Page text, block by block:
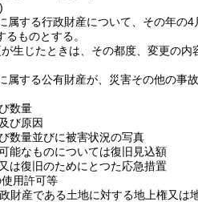
属する行政財産について、その年の
ものとする。
生じたときは、その都度、変更の内
属する公有財産が、災害その他の事
数量
び原因
数量並びに被害状況の写真
能なものについては復旧見込額
は復旧のためにとつた応急措置
用許可等
財産である土地に対する地上権又は